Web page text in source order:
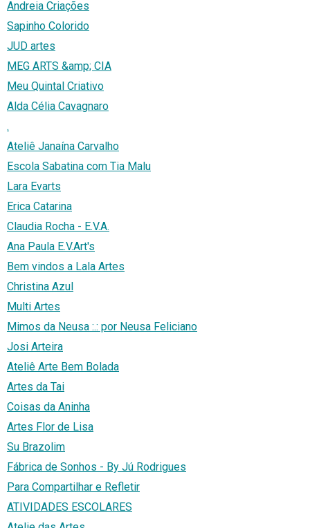
Andreia Criações
Sapinho Colorido
JUD artes
MEG ARTS &amp; CIA
Meu Quintal Criativo
Alda Célia Cavagnaro
.
Ateliê Janaína Carvalho
Escola Sabatina com Tia Malu
Lara Evarts
Erica Catarina
Claudia Rocha - E.V.A.
Ana Paula E.V.Art's
Bem vindos a Lala Artes
Christina Azul
Multi Artes
Mimos da Neusa :.: por Neusa Feliciano
Josi Arteira
Ateliê Arte Bem Bolada
Artes da Tai
Coisas da Aninha
Artes Flor de Lisa
Su Brazolim
Fábrica de Sonhos - By Jú Rodrigues
Para Compartilhar e Refletir
ATIVIDADES ESCOLARES